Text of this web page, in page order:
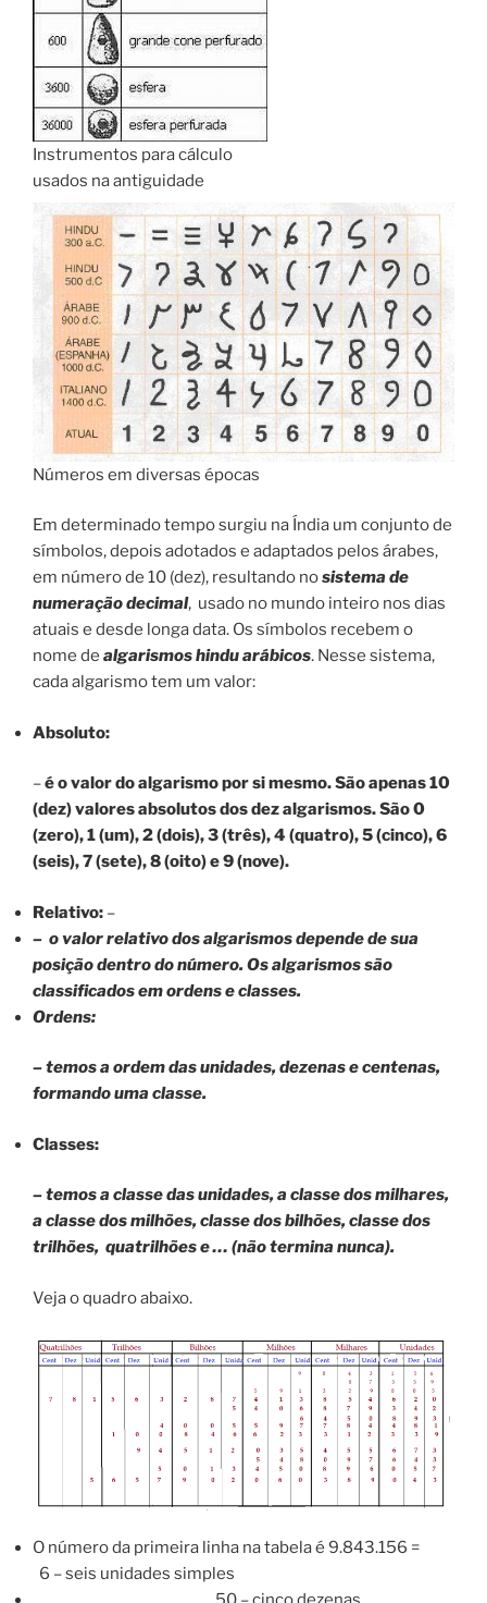
Instrumentos para cálculo
usados na antiguidade
Números em diversas épocas
Em determinado tempo surgiu na Índia um conjunto de
símbolos, depois adotados e adaptados pelos árabes,
em número de 10 (dez), resultando nosistema de
numeração decimal, usado no mundo inteiro nos dias
atuais e desde longa data. Os símbolos recebem o
nome de algarismos hindu arábicos. Nesse sistema,
cada algarismo tem um valor:
Absoluto:
–é o valor do algarismo por si mesmo. São apenas 10
(dez) valores absolutos dos dez algarismos. São 0
(zero), 1 (um), 2 (dois), 3 (três), 4 (quatro), 5 (cinco), 6
(seis), 7 (sete), 8 (oito) e 9 (nove).
Relativo: –
– o valor relativo dos algarismos depende de sua
posição dentro do número. Os algarismos são
classificados em ordens e classes.
Ordens:
– temos a ordem das unidades, dezenas e centenas,
formando uma classe.
Classes:
– temos a classe das unidades, a classe dos milhares,
a classe dos milhões, classe dos bilhões, classe dos
trilhões, quatrilhões e … (não termina nunca).
Veja o quadro abaixo.
O número da primeira linha na tabela é 9.843.156 =
6 – seis unidades simples